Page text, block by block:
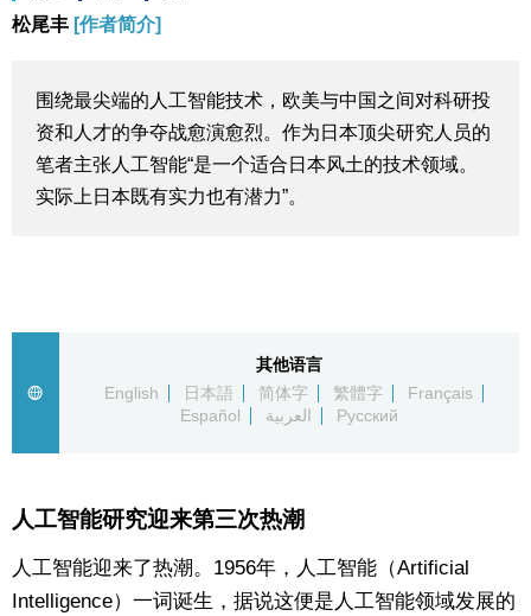
科技
生活与旅游
深度报道
人物访谈
松尾丰 [作者简介]
围绕最尖端的人工智能技术，欧美与中国之间对科研投
资和人才的争夺战愈演愈烈。作为日本顶尖研究人员的
笔者主张人工智能“是一个适合日本风土的技术领域。
实际上日本既有实力也有潜力”。
其他语言
English
日本語 简体字 繁體字
Français
Español
العربية Русский
人工智能研究迎来第三次热潮
人工智能迎来了热潮。1956年，人工智能（Artificial
Intelligence）一词诞生，据说这便是人工智能领域发展的